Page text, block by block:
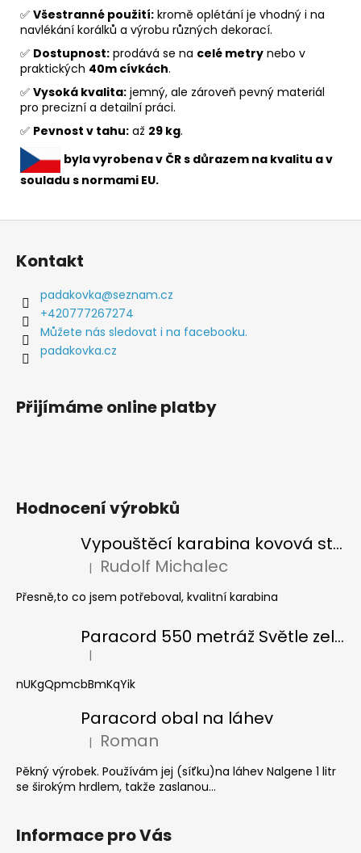
✅ Všestranné použití: kromě oplétání je vhodný i na
navlékání korálků a výrobu různých dekorací.
✅ Dostupnost: prodává se na celé metry nebo v
praktických 40m cívkách.
✅ Vysoká kvalita: jemný, ale zároveň pevný materiál
pro precizní a detailní práci.
✅ Pevnost v tahu: až 29 kg.
byla vyrobena v ČR s důrazem na kvalitu a v
souladu s normami EU.
Z
Kontakt
padakovka@seznam.cz
+420777267274
Můžete nás sledovat i na facebooku.
padakovka.cz
Přijímáme online platby
Hodnocení výrobků
Vypouštěcí karabina kovová stříbrná
Hodnocení produktu je 5 z 5 hvězdiček.
| Rudolf Michalec
Přesně,to co jsem potřeboval, kvalitní karabina
Paracord 550 metráž Světle zelená
Hodnocení produktu je 5 z 5 hvězdiček.
|
nUKgQpmcbBmKqYik
Paracord obal na láhev
Hodnocení produktu je 5 z 5 hvězdiček.
| Roman
Pěkný výrobek. Používám jej (síťku)na láhev Nalgene 1 litr
se širokým hrdlem, takže zaslanou...
Informace pro Vás